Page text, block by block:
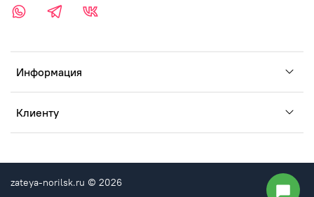
Информация
Клиенту
zateya-norilsk.ru © 2026